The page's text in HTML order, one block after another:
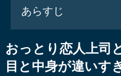
あらすじ
おっとり恋人上司
目と中身が違いす